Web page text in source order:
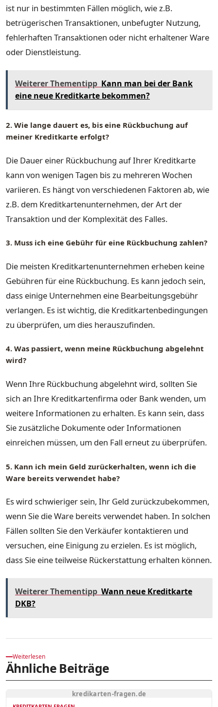
ist nur in bestimmten Fällen möglich, wie z.B.
betrügerischen Transaktionen, unbefugter Nutzung,
fehlerhaften Transaktionen oder nicht erhaltener Ware
oder Dienstleistung.
Weiterer Thementipp Kann man bei der Bank
eine neue Kreditkarte bekommen?
2. Wie lange dauert es, bis eine Rückbuchung auf
meiner Kreditkarte erfolgt?
Die Dauer einer Rückbuchung auf Ihrer Kreditkarte
kann von wenigen Tagen bis zu mehreren Wochen
variieren. Es hängt von verschiedenen Faktoren ab, wie
z.B. dem Kreditkartenunternehmen, der Art der
Transaktion und der Komplexität des Falles.
3. Muss ich eine Gebühr für eine Rückbuchung zahlen?
Die meisten Kreditkartenunternehmen erheben keine
Gebühren für eine Rückbuchung. Es kann jedoch sein,
dass einige Unternehmen eine Bearbeitungsgebühr
verlangen. Es ist wichtig, die Kreditkartenbedingungen
zu überprüfen, um dies herauszufinden.
4. Was passiert, wenn meine Rückbuchung abgelehnt
wird?
Wenn Ihre Rückbuchung abgelehnt wird, sollten Sie
sich an Ihre Kreditkartenfirma oder Bank wenden, um
weitere Informationen zu erhalten. Es kann sein, dass
Sie zusätzliche Dokumente oder Informationen
einreichen müssen, um den Fall erneut zu überprüfen.
5. Kann ich mein Geld zurückerhalten, wenn ich die
Ware bereits verwendet habe?
Es wird schwieriger sein, Ihr Geld zurückzubekommen,
wenn Sie die Ware bereits verwendet haben. In solchen
Fällen sollten Sie den Verkäufer kontaktieren und
versuchen, eine Einigung zu erzielen. Es ist möglich,
dass Sie eine teilweise Rückerstattung erhalten können.
Weiterer Thementipp Wann neue Kreditkarte
DKB?
Weiterlesen
Ähnliche Beiträge
kredikarten-fragen.de